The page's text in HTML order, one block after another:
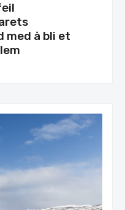
med å bli et